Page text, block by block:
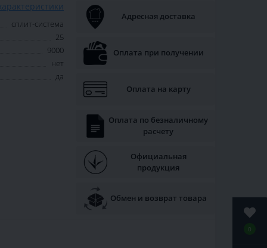
0
сплит-система
25
9000
нет
да
Адресная доставка
Оплата при получении
Оплата на карту
Оплата по безналичному
расчету
Официальная
продукция
Обмен и возврат товара